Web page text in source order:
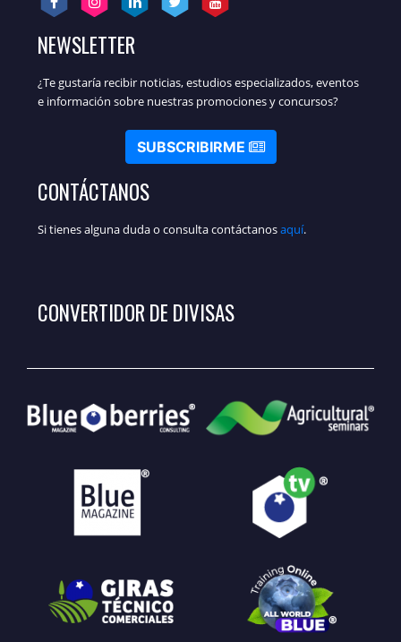
NEWSLETTER
¿Te gustaría recibir noticias, estudios especializados, eventos
e información sobre nuestras promociones y concursos?
SUBSCRIBIRME
CONTÁCTANOS
Si tienes alguna duda o consulta contáctanosaquí.
CONVERTIDOR DE DIVISAS